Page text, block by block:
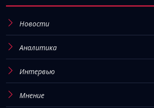
Новости
Аналитика
Интервью
Мнение